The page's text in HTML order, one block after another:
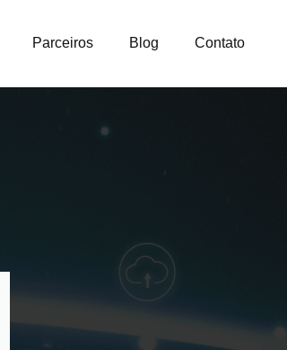
Parceiros Blog Contato
Como otimizar